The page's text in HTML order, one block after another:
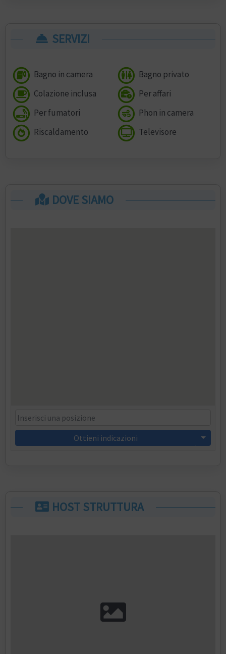
SERVIZI
Bagno in camera
Bagno privato
Colazione inclusa
Per affari
Per fumatori
Phon in camera
Riscaldamento
Televisore
DOVE SIAMO
Ottieni indicazioni
HOST STRUTTURA